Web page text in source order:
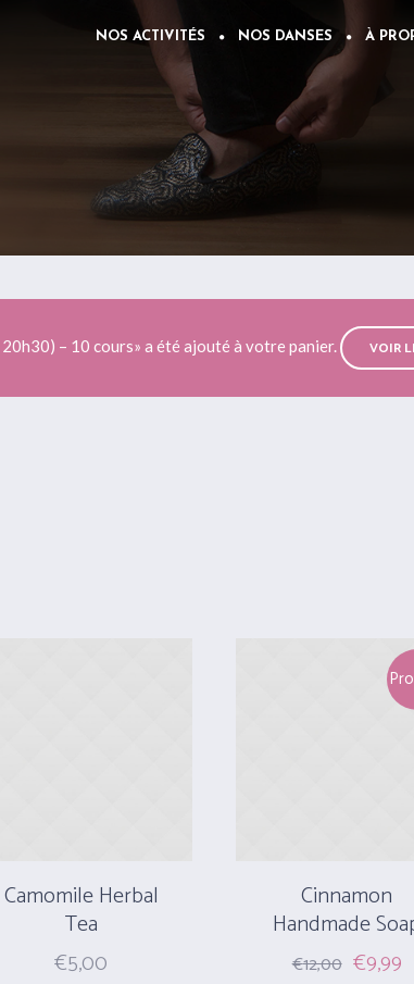
NOS ACTIVITÉS NOS DANSES À
– 10 cours» a été ajouté à votre panier. VOIR
Camomile Herbal
Tea
€5,00
Cinnamon
Handmade
€12,00 Original
€9,99